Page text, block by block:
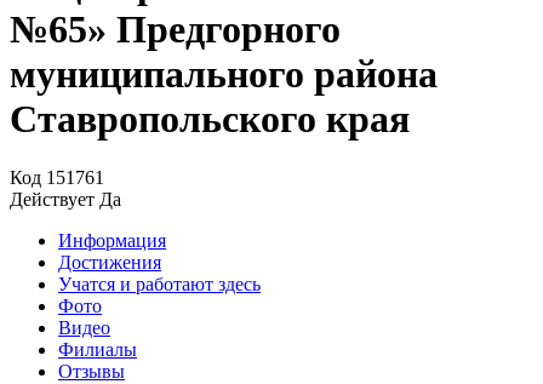
№65» Предгорного
муниципального района
Ставропольского края
Код 151761
Действует Да
Информация
Достижения
Учатся и работают здесь
Фото
Видео
Филиалы
Отзывы